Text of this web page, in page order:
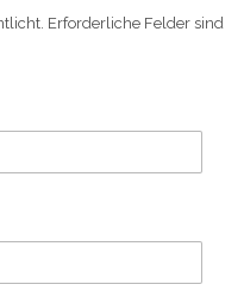
Erforderliche Felder sind